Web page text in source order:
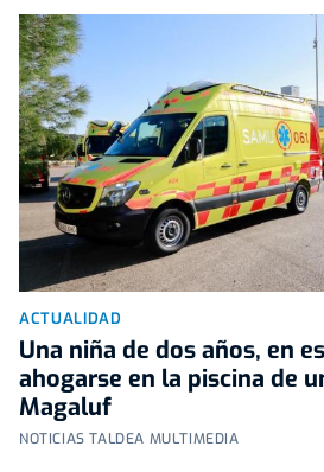
ACTUALIDAD
Una niña de dos años, en
ahogarse en la piscina de
Magaluf
NOTICIAS TALDEA MULTIMEDIA